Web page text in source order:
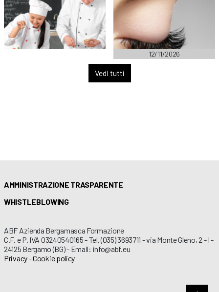
12/11/2026
Vedi tutti
AMMINISTRAZIONE TRASPARENTE
WHISTLEBLOWING
ABF Azienda Bergamasca Formazione
C.F. e P. IVA 03240540165 - Tel. (035) 3693711 - via Monte Gleno, 2 - I -
24125 Bergamo (BG) - Email: info@abf.eu
Privacy-Cookie policy